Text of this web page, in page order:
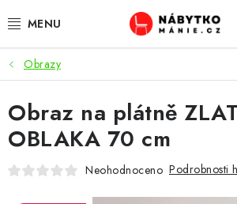
na
OBÝVACÍ POKOJ
KUCHYŇ A JÍDELNA
LOŽNICE
Obrazy
Obraz na plátně
OBLAKA 70 cm
Neohodnoceno Podrobnosti